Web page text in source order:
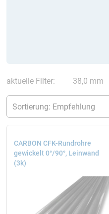
aktuelle Filter: 38,0 mm
CARBON CFK-Rundrohre
gewickelt 0°/90°, Leinwand
(3k)